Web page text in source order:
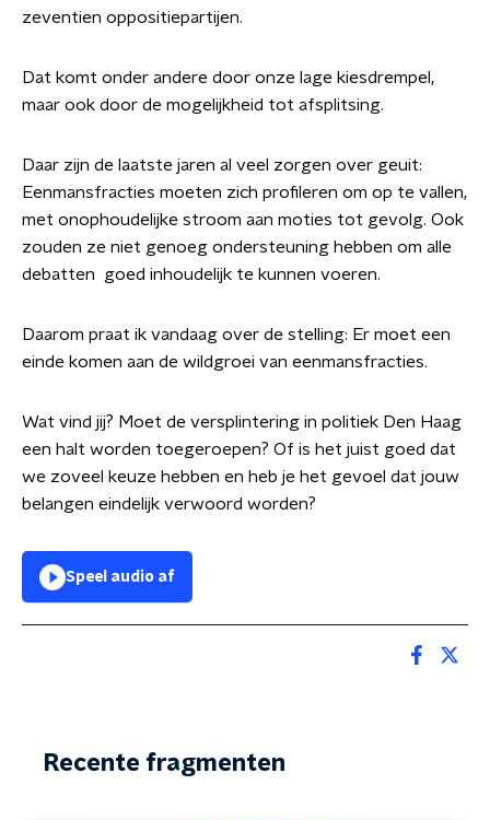
zeventien oppositiepartijen.
Dat komt onder andere door onze lage kiesdrempel,
maar ook door de mogelijkheid tot afsplitsing.
Daar zijn de laatste jaren al veel zorgen over geuit:
Eenmansfracties moeten zich profileren om op te vallen,
met onophoudelijke stroom aan moties tot gevolg. Ook
zouden ze niet genoeg ondersteuning hebben om alle
debatten goed inhoudelijk te kunnen voeren.
Daarom praat ik vandaag over de stelling: Er moet een
einde komen aan de wildgroei van eenmansfracties.
Wat vind jij? Moet de versplintering in politiek Den Haag
een halt worden toegeroepen? Of is het juist goed dat
we zoveel keuze hebben en heb je het gevoel dat jouw
belangen eindelijk verwoord worden?
Speel audio af
Recente fragmenten